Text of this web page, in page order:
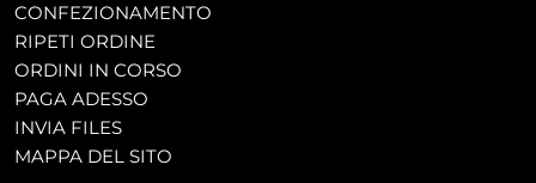
CONFEZIONAMENTO
RIPETI ORDINE
ORDINI IN CORSO
PAGA ADESSO
INVIA FILES
MAPPA DEL SITO